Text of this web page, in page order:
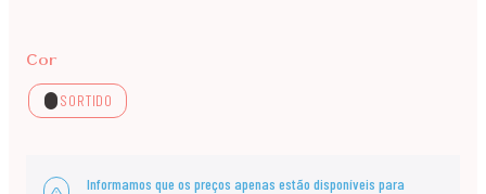
Cor
SORTIDO
Informamos que os preços apenas estão disponíveis para